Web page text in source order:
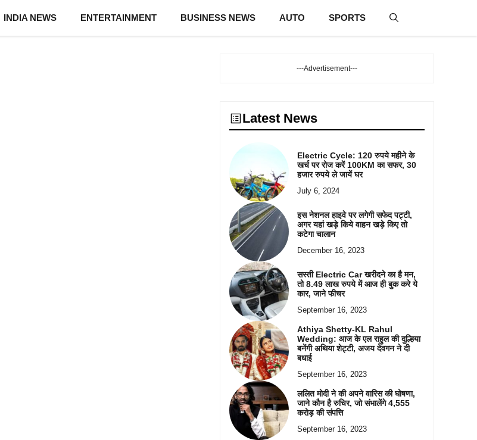
INDIA NEWS ENTERTAINMENT BUSINESS NEWS AUTO SPORTS
---Advertisement---
Latest News
Electric Cycle: 120 रुपये महीने के
खर्च पर रोज करें 100KM का सफर, 30
हजार रुपये ले जायें घर
July 6, 2024
इस नेशनल हाइवे पर लगेगी सफेद पट्टी,
अगर यहां खड़े किये वाहन खड़े किए तो
कटेगा चालान
December 16, 2023
सस्ती Electric Car खरीदने का है मन,
तो 8.49 लाख रुपये में आज ही बुक करे ये
कार, जाने फीचर
September 16, 2023
Athiya Shetty-KL Rahul
Wedding: आज के एल राहुल की दुल्हिया
बनेंगी अथिया शेट्टी, अजय देवगन ने दी
बधाई
September 16, 2023
ललित मोदी ने की अपने वारिस की घोषणा,
जाने कौन है रुचिर, जो संभालेंगे 4,555
करोड़ की संपत्ति
September 16, 2023